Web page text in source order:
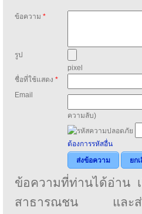
ข้อความ *
รูป
pixel
ชื่อที่ใช้แสดง *
Email
ความลับ)
ต้องการรหัสอื่น
ส่งข้อความ
ยก
ข้อความที่ท่านได้อ่าน
สาธารณชน และส่ง